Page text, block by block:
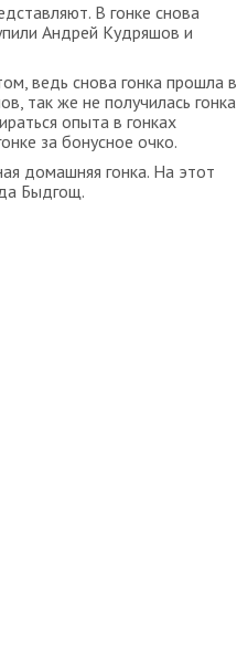
В гонке снова
Андрей Кудряшов и
ведь снова гонка прошла в
так же не получилась гонка
опыта в гонках
за бонусное очко.
домашняя гонка. На этот
Быдгощ.